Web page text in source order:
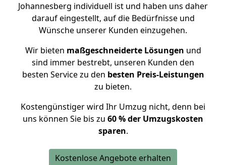
Johannesberg individuell ist und haben uns daher
darauf eingestellt, auf die Bedürfnisse und
Wünsche unserer Kunden einzugehen.
Wir bieten maßgeschneiderte Lösungen und
sind immer bestrebt, unseren Kunden den
besten Service zu den besten Preis-Leistungen
zu bieten.
Kostengünstiger wird Ihr Umzug nicht, denn bei
uns können Sie bis zu 60 % der Umzugskosten
sparen.
Kostenlose Angebote erhalten